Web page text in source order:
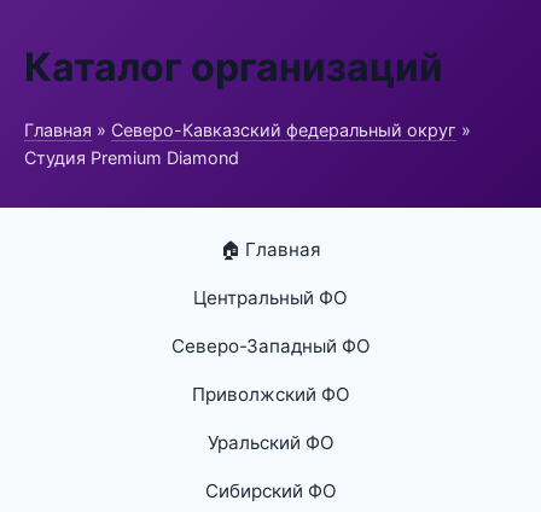
Каталог организаций
Главная » Северо-Кавказский федеральный округ »
Студия Premium Diamond
🏠 Главная
Центральный ФО
Северо-Западный ФО
Приволжский ФО
Уральский ФО
Сибирский ФО